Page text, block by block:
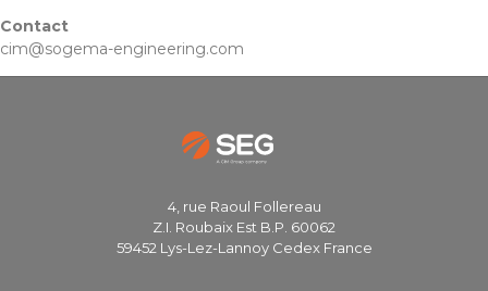
Contact
cim@sogema-engineering.com
4, rue Raoul Follereau
Z.I. Roubaix Est B.P. 60062
59452 Lys-Lez-Lannoy Cedex France